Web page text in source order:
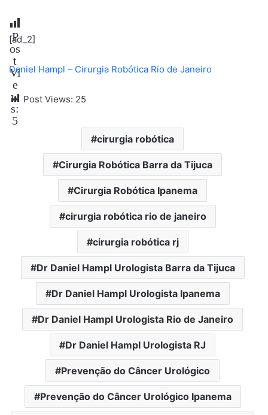
P
os
t
Vi
e
w
s:
5
[ad_2]
Daniel Hampl – Cirurgia Robótica Rio de Janeiro
Post Views: 25
cirurgia robótica
Cirurgia Robótica Barra da Tijuca
Cirurgia Robótica Ipanema
cirurgia robótica rio de janeiro
cirurgia robótica rj
Dr Daniel Hampl Urologista Barra da Tijuca
Dr Daniel Hampl Urologista Ipanema
Dr Daniel Hampl Urologista Rio de Janeiro
Dr Daniel Hampl Urologista RJ
Prevenção do Câncer Urológico
Prevenção do Câncer Urológico Ipanema